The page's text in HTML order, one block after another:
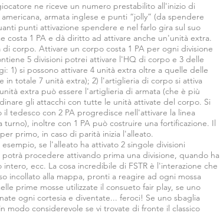
ne riceve un numero prestabilito all'inizio di
armata inglese e punti “jolly” (da spendere
punti attivazione spendere e nel farlo gira sul suo
costa 1 PA e dà diritto ad attivare anche un'unità extra.
corpo. Attivare un corpo costa 1 PA per ogni divisione
5 divisioni potrei attivare l'HQ di corpo e 3 delle
1) si possono attivare 4 unità extra oltre a quelle delle
totale 7 unità extra); 2) l'artiglieria di corpo si attiva
extra può essere l'artiglieria di armata (che è più
gli attacchi con tutte le unità attivate del corpo. Si
tedesco con 2 PA progredisce nell'attivare la linea
inoltre con 1 PA può costruire una fortificazione. Il
primo, in caso di parità inizia l'alleato.
se l'alleato ha attivato 2 singole divisioni
procedere attivando prima una divisione, quando ha
ecc. La cosa incredibile di FSTR è l'interazione che
incollato alla mappa, pronti a reagire ad ogni mossa
prime mosse utilizzate il consueto fair play, se uno
ogni cortesia e diventate... feroci! Se uno sbaglia
considerevole se vi trovate di fronte il classico